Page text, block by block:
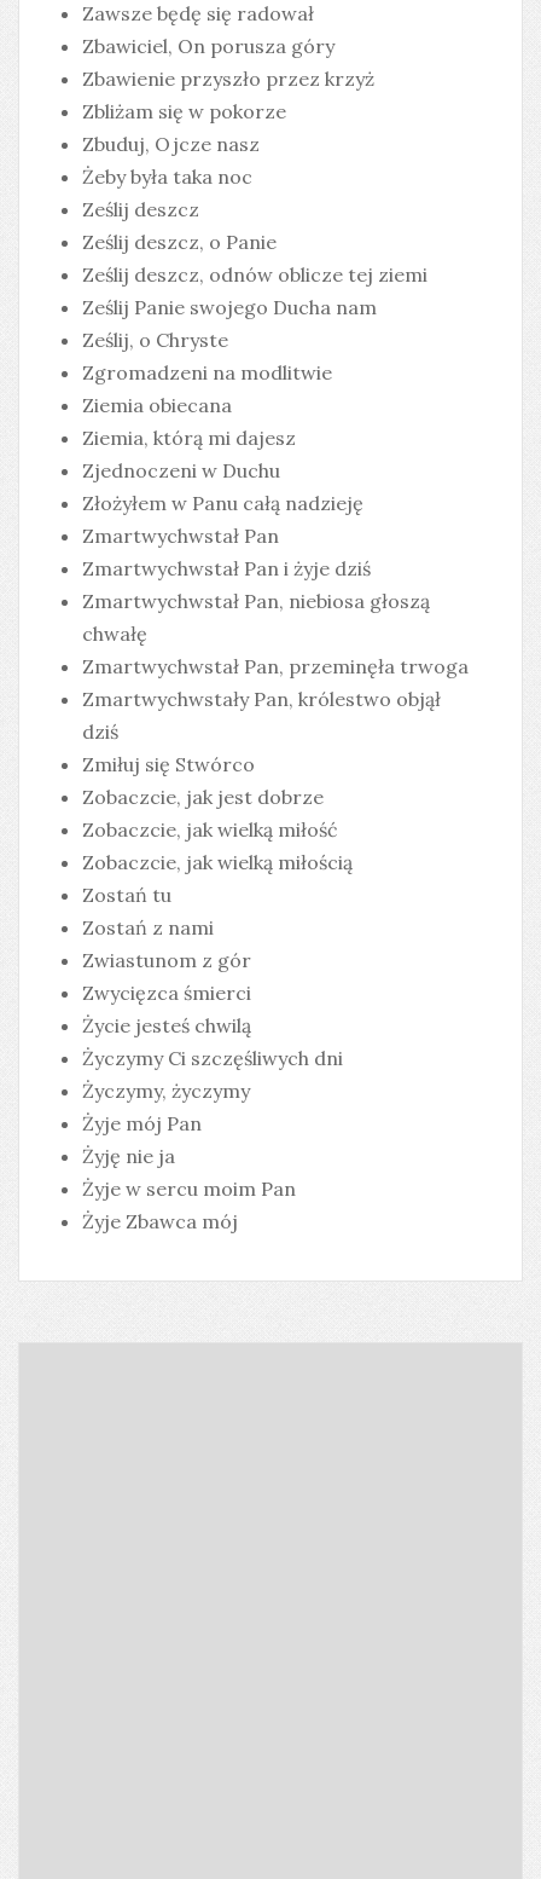
Zawsze będę się radował
Zbawiciel, On porusza góry
Zbawienie przyszło przez krzyż
Zbliżam się w pokorze
Zbuduj, Ojcze nasz
Żeby była taka noc
Ześlij deszcz
Ześlij deszcz, o Panie
Ześlij deszcz, odnów oblicze tej ziemi
Ześlij Panie swojego Ducha nam
Ześlij, o Chryste
Zgromadzeni na modlitwie
Ziemia obiecana
Ziemia, którą mi dajesz
Zjednoczeni w Duchu
Złożyłem w Panu całą nadzieję
Zmartwychwstał Pan
Zmartwychwstał Pan i żyje dziś
Zmartwychwstał Pan, niebiosa głoszą
chwałę
Zmartwychwstał Pan, przeminęła trwoga
Zmartwychwstały Pan, królestwo objął
dziś
Zmiłuj się Stwórco
Zobaczcie, jak jest dobrze
Zobaczcie, jak wielką miłość
Zobaczcie, jak wielką miłością
Zostań tu
Zostań z nami
Zwiastunom z gór
Zwycięzca śmierci
Życie jesteś chwilą
Życzymy Ci szczęśliwych dni
Życzymy, życzymy
Żyje mój Pan
Żyję nie ja
Żyje w sercu moim Pan
Żyje Zbawca mój